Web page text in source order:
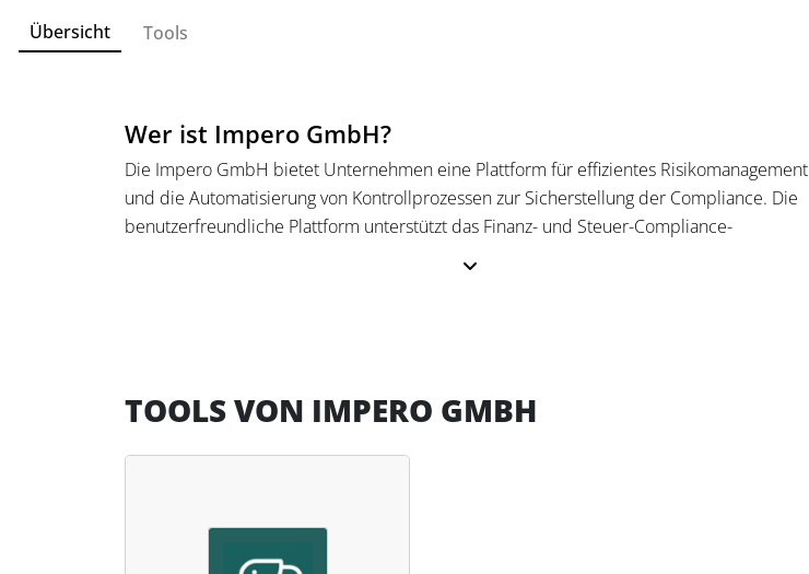
Übersicht Tools
Wer ist Impero GmbH?
Die Impero GmbH bietet Unternehmen eine Plattform für effizientes Risikomanagement
und die Automatisierung von Kontrollprozessen zur Sicherstellung der Compliance. Die
benutzerfreundliche Plattform unterstützt das Finanz- und Steuer-Compliance-
und vertrauenswürdige Unternehmensführung.
TOOLS VON IMPERO GMBH